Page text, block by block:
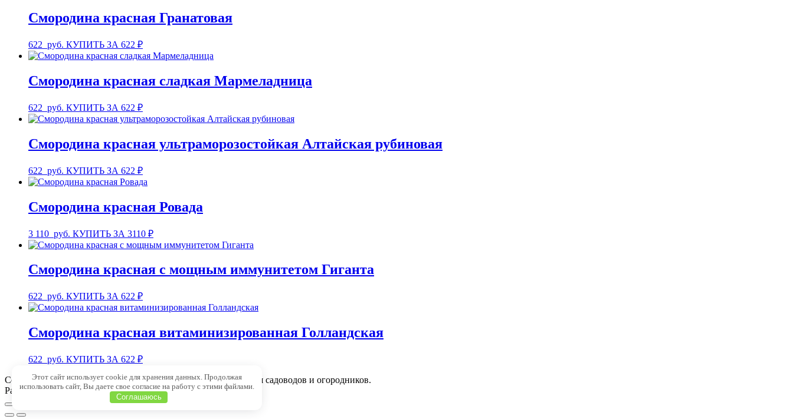
Смородина красная Гранатовая
622 руб. КУПИТЬ ЗА 622 ₽
Смородина красная сладкая Мармеладница
622 руб. КУПИТЬ ЗА 622 ₽
Смородина красная ультраморозостойкая Алтайская рубиновая
622 руб. КУПИТЬ ЗА 622 ₽
Смородина красная Ровада
3 110 руб. КУПИТЬ ЗА 3110 ₽
Смородина красная с мощным иммунитетом Гиганта
622 руб. КУПИТЬ ЗА 622 ₽
Смородина красная витаминизированная Голландская
622 руб. КУПИТЬ ЗА 622 ₽
Copyright © 1999 - 2025 Семена-почтой от 1 рубля. Магазин для садоводов и огородников.
Разработка сайта:WP Студия
Этот сайт использует cookie для хранения данных. Продолжая
использовать сайт, Вы даете свое согласие на работу с этими файлами.
Соглашаюсь